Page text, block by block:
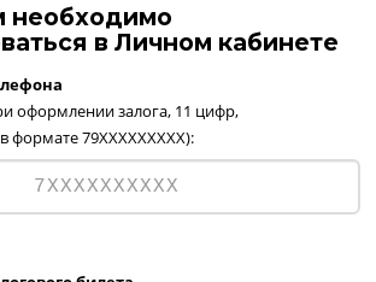
необходимо
в Личном кабинете
оформлении залога, 11 цифр,
79XXXXXXXXX):